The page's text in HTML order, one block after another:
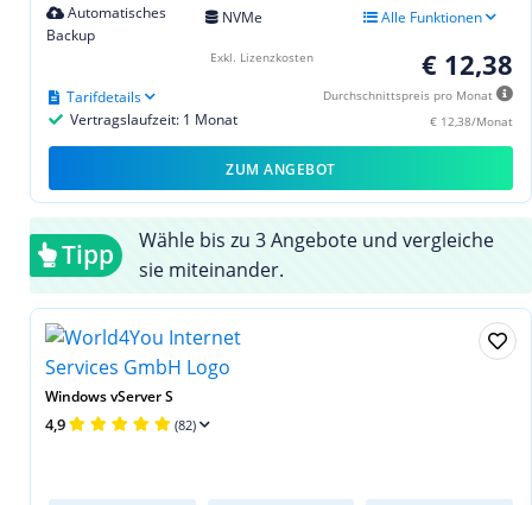
Automatisches
Backup
NVMe Alle Funktionen
€ 12,38
Durchschnittspreis pro Monat
€ 12,38/Monat
Vertragslaufzeit: 1 Monat
Tarifdetails
Exkl. Lizenzkosten
ZUM ANGEBOT
Tipp
Wähle bis zu 3 Angebote und vergleiche
sie miteinander.
Windows vServer S
4,9 (82)